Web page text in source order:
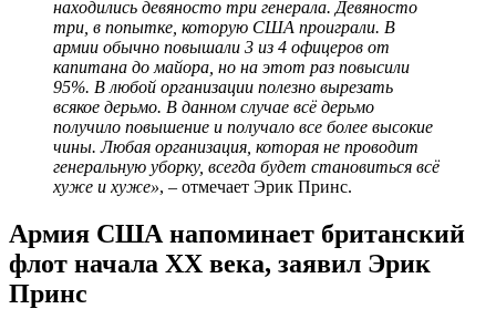
находились девяносто три генерала. Девяносто
три, в попытке, которую США проиграли. В
армии обычно повышали 3 из 4 офицеров от
капитана до майора, но на этот раз повысили
95%. В любой организации полезно вырезать
всякое дерьмо. В данном случае всё дерьмо
получило повышение и получало все более высокие
чины. Любая организация, которая не проводит
генеральную уборку, всегда будет становиться всё
хуже и хуже», – отмечает Эрик Принс.
Армия США напоминает британский
флот начала ХХ века, заявил Эрик
Принс